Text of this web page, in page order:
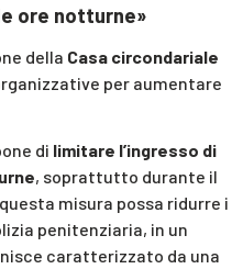
ore notturne»
della Casa circondariale
per aumentare
di limitare l’ingresso di
, soprattutto durante il
misura possa ridurre i
penitenziaria, in un
caratterizzato da una